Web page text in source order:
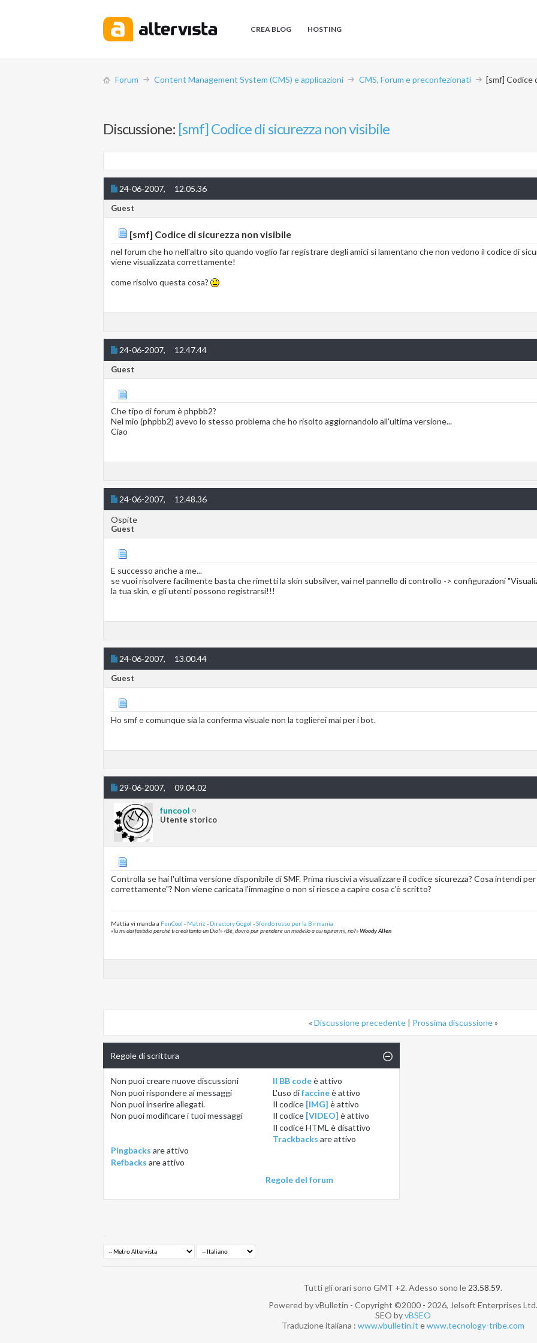
CREA BLOG HOSTING
Forum Content Management System (CMS) e applicazioni CMS, Forum e preconfezionati
[smf] Codice
Discussione: [smf] Codice di sicurezza non visibile
24-06-2007, 12.05.36
Guest
[smf] Codice di sicurezza non visibile
nel forum che ho nell'altro sito quando voglio far registrare degli amici si lamentano che non vedono il codice di
viene visualizzata correttamente!
come risolvo questa cosa?
24-06-2007, 12.47.44
Guest
Che tipo di forum è phpbb2?
Nel mio (phpbb2) avevo lo stesso problema che ho risolto aggiornandolo all'ultima versione...
Ciao
24-06-2007, 12.48.36
Ospite
Guest
E successo anche a me...
se vuoi risolvere facilmente basta che rimetti la skin subsilver, vai nel pannello di controllo -> configurazioni
la tua skin, e gli utenti possono registrarsi!!!
24-06-2007, 13.00.44
Guest
Ho smf e comunque sia la conferma visuale non la toglierei mai per i bot.
29-06-2007, 09.04.02
funcool
Utente storico
Controlla se hai l'ultima versione disponibile di SMF. Prima riuscivi a visualizzare il codice sicurezza? Cosa intendi
correttamente"? Non viene caricata l'immagine o non si riesce a capire cosa c'è scritto?
Mattia vi manda a FunCool - Matriz- Directory Gogol -Sfondo rosso per la Birmania
«Tu mi dai fastidio perché ti credi tanto un Dio!» «Bè, dovrò pur prendere un modello a cui ispirarmi, no?»Woody Allen
«Discussione precedente | Prossima discussione»
Regole di scrittura
Non puoicreare nuove discussioni
Non puoirispondere ai messaggi
Non puoiinserire allegati.
Non puoimodificare i tuoi messaggi
Il BB codeèattivo
L'uso difaccineèattivo
Il codice [IMG] èattivo
Il codice [VIDEO] èattivo
Il codice HTML èdisattivo
Trackbacks areattivo
Pingbacks areattivo
Refbacks areattivo
Regole del forum
Tutti gli orari sono GMT +2. Adesso sono le 23.58.59.
Powered by vBulletin - Copyright ©2000 - 2026, Jelsoft Enterprises Ltd.
SEO byvBSEO
Traduzione italiana : www.vbulletin.it ewww.tecnology-tribe.com